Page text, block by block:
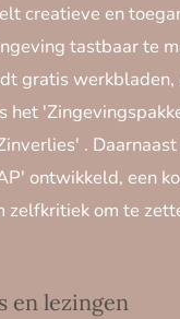
creatieve en
tastbaar te
gratis werkbladen,
het
.
ontwikkeld, een
zelfkritiek om te
en lezingen